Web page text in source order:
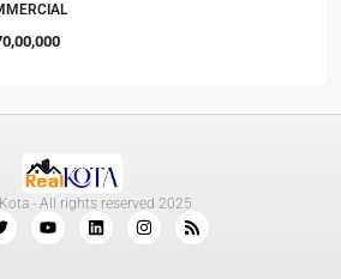
- All rights reserved 2025